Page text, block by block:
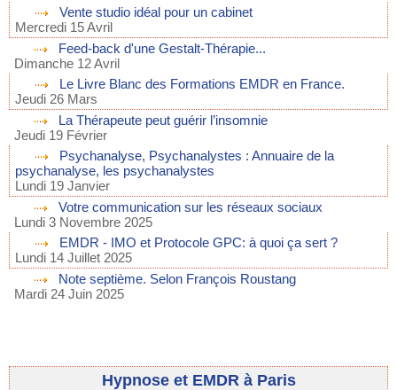
Vente studio idéal pour un cabinet
Mercredi 15 Avril
Feed-back d'une Gestalt-Thérapie...
Dimanche 12 Avril
Le Livre Blanc des Formations EMDR en France.
Jeudi 26 Mars
La Thérapeute peut guérir l’insomnie
Jeudi 19 Février
Psychanalyse, Psychanalystes : Annuaire de la
psychanalyse, les psychanalystes
Lundi 19 Janvier
Votre communication sur les réseaux sociaux
Lundi 3 Novembre 2025
EMDR - IMO et Protocole GPC: à quoi ça sert ?
Lundi 14 Juillet 2025
Note septième. Selon François Roustang
Mardi 24 Juin 2025
Hypnose et EMDR à Paris